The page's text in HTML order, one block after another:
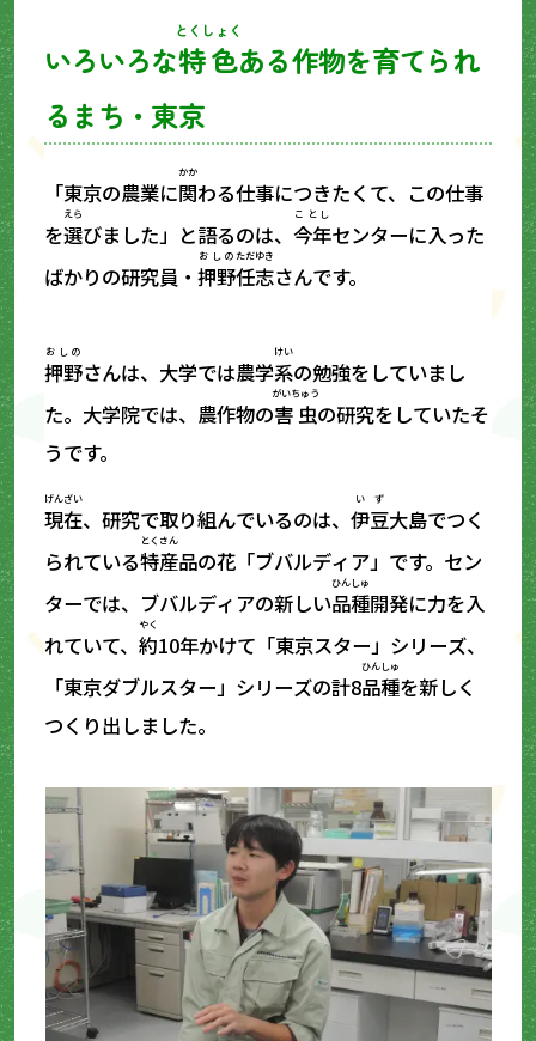
いろいろな特色
とくしょく
ある作物を育てられ
るまち・東京
「東京の農業に関
かか
わる仕事につきたくて、この仕事
を選
えら
びました」と語るのは、今年
ことし
センターに入った
ばかりの研究員・押野
おしの
任志
ただゆき
さんです。
押野
おしの
さんは、大学では農学系
けい
の勉強をしていまし
た。大学院では、農作物の害虫
がいちゅう
の研究をしていたそ
うです。
現在
げんざい
、研究で取り組んでいるのは、伊豆
いず
大島でつく
られている特産
とくさん
品の花「ブバルディア」です。セン
ターでは、ブバルディアの新しい品種
ひんしゅ
開発に力を入
れていて、約
やく
10年かけて「東京スター」シリーズ、
「東京ダブルスター」シリーズの計8品種
ひんしゅ
を新しく
つくり出しました。